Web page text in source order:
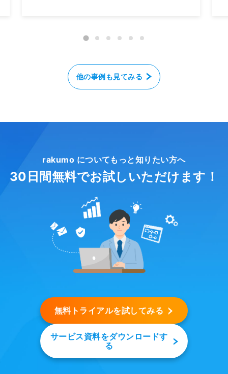
他の事例も見てみる
rakumo についてもっと知りたい方へ
30日間無料でお試しいただけます！
無料トライアルを試してみる
サービス資料をダウンロードす
る